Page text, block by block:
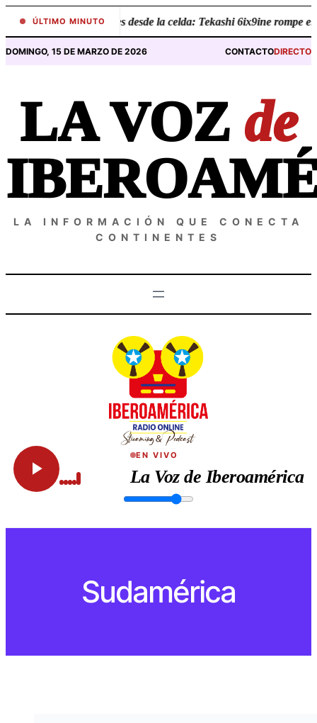
Saltar
al
contenido
ÚLTIMO MINUTO
• Revelaciones desde la celda: Tekashi 6ix9ine rompe el
DOMINGO, 15 DE MARZO DE 2026 CONTACTODIRECTO
LA VOZ de
LA INFORMACIÓN QUE CONECTA
CONTINENTES
EN VIVO
La Voz de Iberoamérica
Sudamérica